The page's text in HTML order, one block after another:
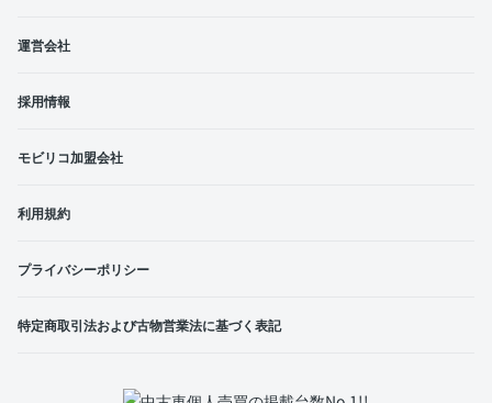
運営会社
採用情報
モビリコ加盟会社
利用規約
プライバシーポリシー
特定商取引法および古物営業法に基づく表記